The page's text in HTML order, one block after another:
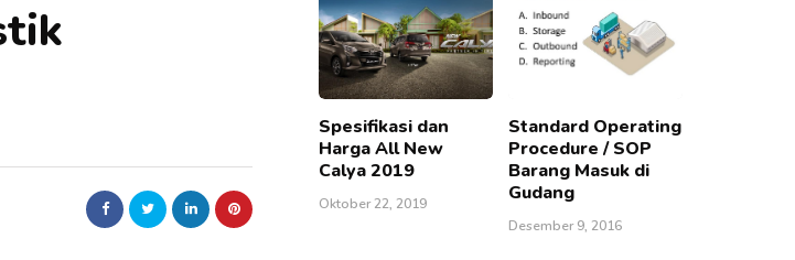
Spesifikasi dan
Harga All New
Calya 2019
Oktober 22, 2019
Standard Operating
Procedure / SOP
Barang Masuk di
Gudang
Desember 9, 2016